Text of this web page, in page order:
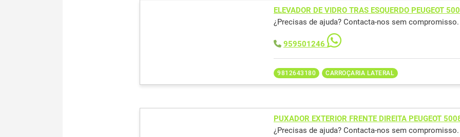
ELEVADOR DE VIDRO TRAS ESQUERDO PEUGEOT
¿Precisas de ajuda? Contacta-nos sem compromisso.
959501246
9812643180 CARROÇARIA LATERAL
PUXADOR EXTERIOR FRENTE DIREITA PEUGEOT
¿Precisas de ajuda? Contacta-nos sem compromisso.